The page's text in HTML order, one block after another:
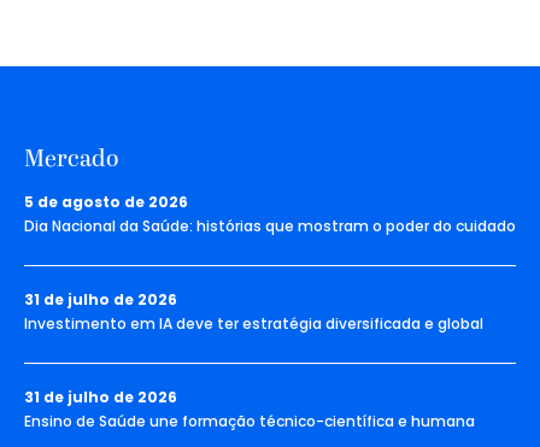
Mercado
5 de agosto de 2026
Dia Nacional da Saúde: histórias que mostram o poder do cuidado
31 de julho de 2026
Investimento em IA deve ter estratégia diversificada e global
31 de julho de 2026
Ensino de Saúde une formação técnico-científica e humana